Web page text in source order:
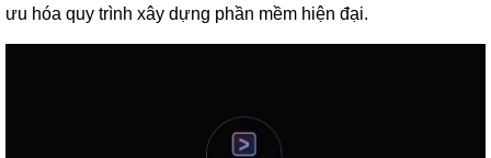
ưu hóa quy trình xây dựng phần mềm hiện đại.